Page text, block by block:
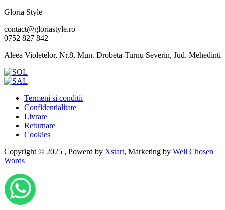
Gloria Style
contact@gloriastyle.ro
0752 827 842
Aleea Violetelor, Nr.8, Mun. Drobeta-Turnu Severin, Jud. Mehedinti
Termeni si conditii
Confidentialitate
Livrare
Returnare
Cookies
Copyright © 2025 , Powerd by Xstart, Marketing by Well Chosen
Words